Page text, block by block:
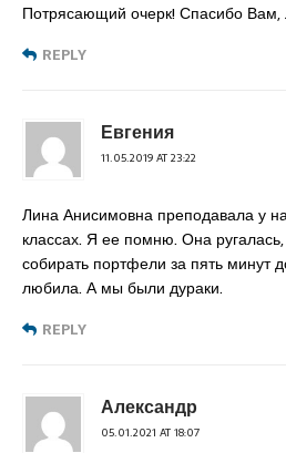
Потрясающий очерк! Спасибо Вам,
REPLY
Евгения
11.05.2019 AT 23:22
Лина Анисимовна преподавала у
классах. Я ее помню. Она
собирать портфели за пять минут
любила. А мы были дураки.
REPLY
Александр
05.01.2021 AT 18:07